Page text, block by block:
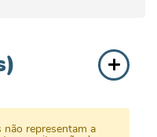
representam a